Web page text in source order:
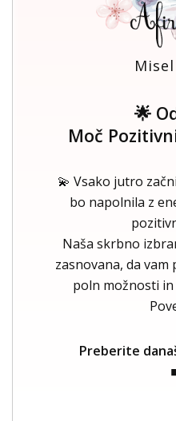
🌟
Moč
💫 Vsako jutro
bo napolnila z
Naša skrbno
zasnovana, da
poln možnosti
Preberite